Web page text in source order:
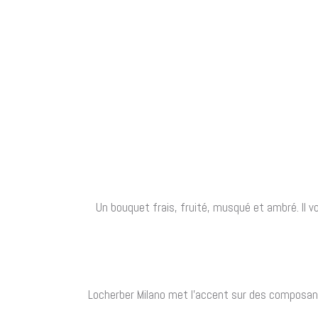
Un bouquet frais, fruité, musqué et ambré. Il
Locherber Milano met l’accent sur des